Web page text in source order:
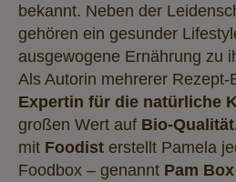
bekannt. Neben der
gehören ein gesunder
ausgewogene Ernährung zu
Als Autorin mehrerer Rezept-
Expertin für die natürliche
großen Wert auf Bio-
mit Foodist erstellt Pamela
Foodbox – genannt Pam Box